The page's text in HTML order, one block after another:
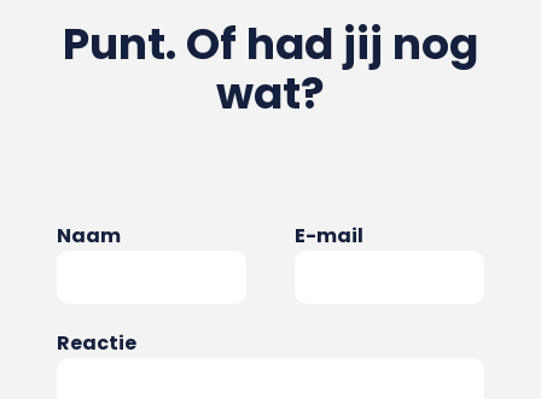
Punt. Of had jij nog
wat?
Naam E-mail
Reactie